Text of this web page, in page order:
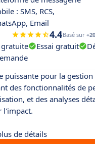
: SMS, RCS,
Email
4.4Basé sur
Essai gratuit
puissante pour la gestion
des fonctionnalités de
et des analyses
l'impact.
de détails